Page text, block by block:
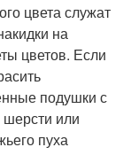
цвета служат
на
цветов. Если
подушки с
или
пуха